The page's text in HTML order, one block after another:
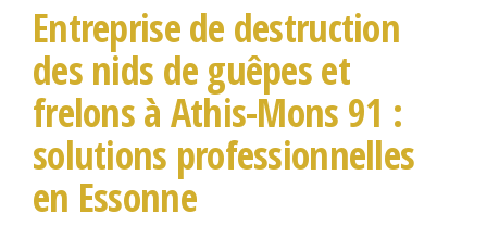
Entreprise de destruction
des nids de guêpes et
frelons à Athis-Mons 91 :
solutions professionnelles
en Essonne